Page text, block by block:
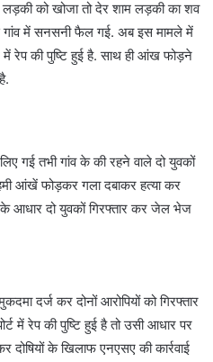
को खोजा तो देर शाम लड़की का शव
में सनसनी फैल गई. अब इस मामले में
में रेप की पुष्टि हुई है. साथ ही आंख फोड़ने
गई तभी गांव के की रहने वाले दो युवकों
आंखें फोड़कर गला दबाकर हत्या कर
के आधार दो युवकों गिरफ्तार कर जेल भेज
दर्ज कर दोनों आरोपियों को गिरफ्तार
में रेप की पुष्टि हुई है तो उसी आधार पर
दोषियों के खिलाफ एनएसए की कार्रवाई